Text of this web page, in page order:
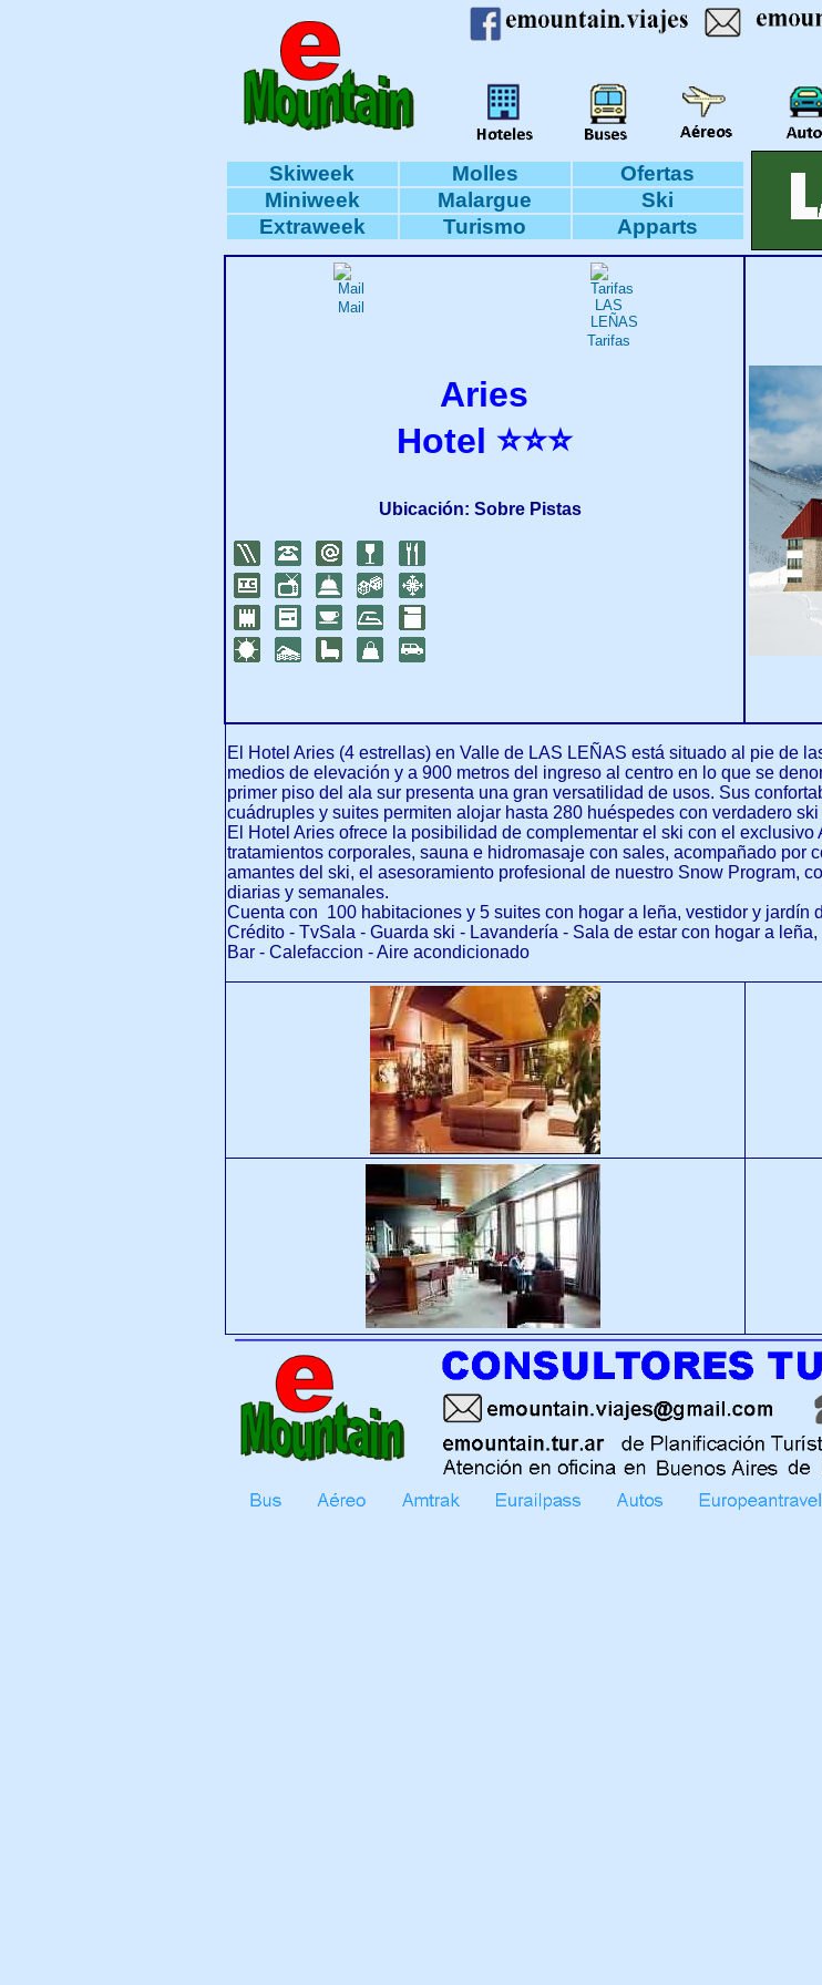
Skiweek Molles
Ofertas
Miniweek
Malargue
Ski
Extraweek
Turismo Apparts
Mail
Tarifas
Aries
Hotel ⭐⭐⭐
Ubicación: Sobre Pistas
El Hotel Aries (4 estrellas) en Valle de LAS LEÑAS está situado al pie de
medios de elevación y a 900 metros del ingreso al centro en lo que se
primer piso del ala sur presenta una gran versatilidad de usos. Sus
cuádruples y suites permiten alojar hasta 280 huéspedes con verdadero ski
El Hotel Aries ofrece la posibilidad de complementar el ski con el
tratamientos corporales, sauna e hidromasaje con sales, acompañado por
amantes del ski, el asesoramiento profesional de nuestro Snow Program,
diarias y semanales.
Cuenta con 100 habitaciones y 5 suites con hogar a leña, vestidor y jardín
Crédito - TvSala - Guarda ski - Lavandería - Sala de estar con hogar a
Bar - Calefaccion - Aire acondicionado